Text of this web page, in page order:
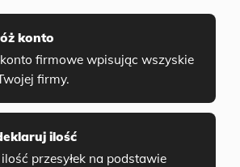
konto
konto firmowe wpisując wszyskie
firmy.
ilość
przesyłek na podstawie